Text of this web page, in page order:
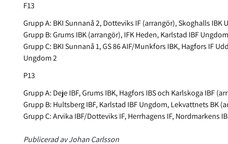
F13
Grupp A: BKI Sunnanå 2, Dotteviks IF (arrangör), Skoghalls IBK
Grupp B: Grums IBK (arrangör), IFK Heden, Karlstad IBF
Grupp C: BKI Sunnanå 1, GS 86 AIF/Munkfors IBK, Hagfors IF
Ungdom 2
P13
Grupp A: Deje IBF, Grums IBK, Hagfors IBS och Karlskoga IBF
Grupp B: Hultsberg IBF, Karlstad IBF Ungdom, Lekvattnets BK
Grupp C: Arvika IBF/Dotteviks IF, Herrhagens IF, Nordmarkens
Publicerad av Johan Carlsson